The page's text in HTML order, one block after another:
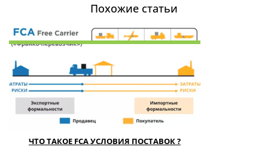
Похожие статьи
ЧТО ТАКОЕ FCA УСЛОВИЯ ПОСТАВОК ?